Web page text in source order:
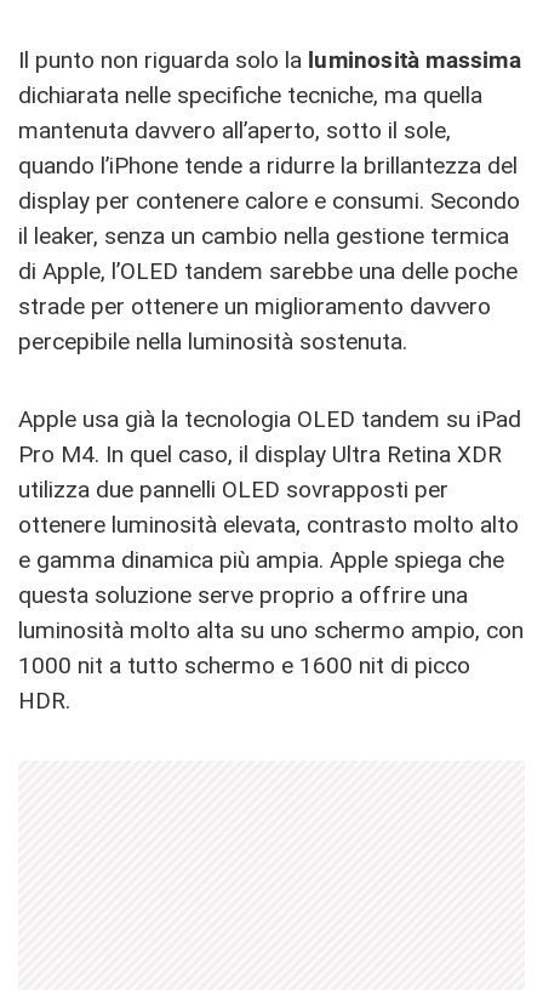
Il punto non riguarda solo la luminosità massima
dichiarata nelle specifiche tecniche, ma quella
mantenuta davvero all’aperto, sotto il sole,
quando l’iPhone tende a ridurre la brillantezza del
display per contenere calore e consumi. Secondo
il leaker, senza un cambio nella gestione termica
di Apple, l’OLED tandem sarebbe una delle poche
strade per ottenere un miglioramento davvero
percepibile nella luminosità sostenuta.
Apple usa già la tecnologia OLED tandem su iPad
Pro M4. In quel caso, il display Ultra Retina XDR
utilizza due pannelli OLED sovrapposti per
ottenere luminosità elevata, contrasto molto alto
e gamma dinamica più ampia. Apple spiega che
questa soluzione serve proprio a offrire una
luminosità molto alta su uno schermo ampio, con
1000 nit a tutto schermo e 1600 nit di picco
HDR.